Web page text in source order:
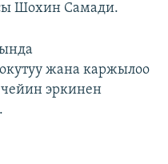
Шохин Самади.
жана каржылоо
эркинен